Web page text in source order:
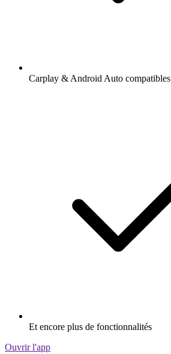
Carplay & Android Auto compatibles
Et encore plus de fonctionnalités
Ouvrir l'app